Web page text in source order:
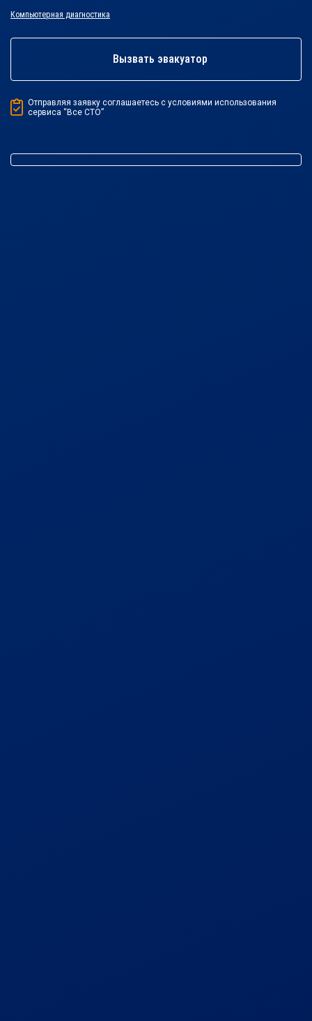
Компьютерная диагностика
Вызвать эвакуатор
Отправляя заявку соглашаетесь с условиями использования
сервиса “Все СТО”